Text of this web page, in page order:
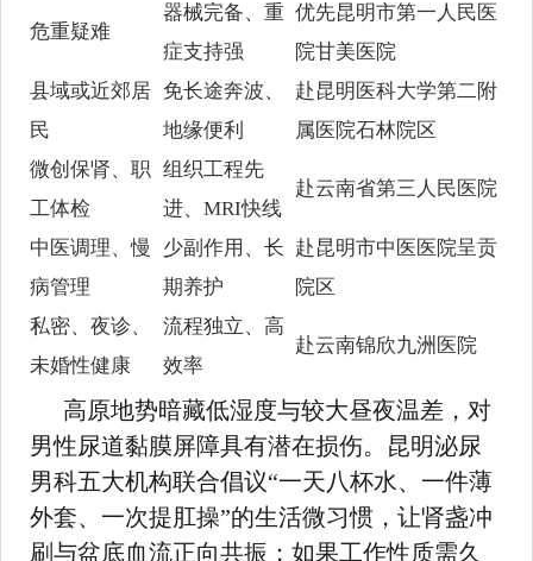
危重疑难
器械完备、重
症支持强
优先昆明市第一人民医
院甘美医院
县域或近郊居
民
免长途奔波、
地缘便利
赴昆明医科大学第二附
属医院石林院区
微创保肾、职
工体检
组织工程先
进、MRI快线
赴云南省第三人民医院
中医调理、慢
病管理
少副作用、长
期养护
赴昆明市中医医院呈贡
院区
私密、夜诊、
未婚性健康
流程独立、高
效率
赴云南锦欣九洲医院
高原地势暗藏低湿度与较大昼夜温差，对
男性尿道黏膜屏障具有潜在损伤。昆明泌尿
男科五大机构联合倡议“一天八杯水、一件薄
外套、一次提肛操”的生活微习惯，让肾盏冲
刷与盆底血流正向共振；如果工作性质需久